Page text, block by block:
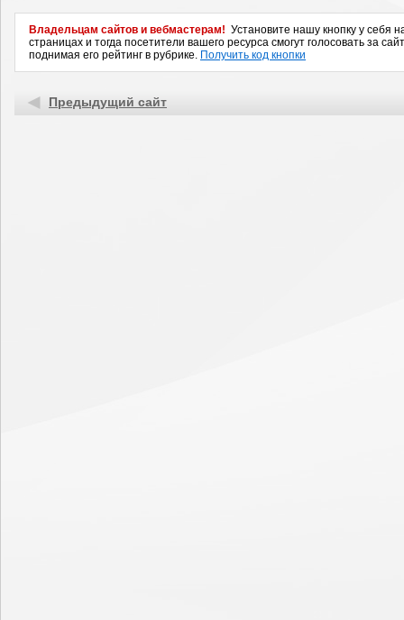
Владельцам сайтов и вебмастерам! Установите нашу кнопку у себя
страницах и тогда посетители вашего ресурса смогут голосовать за
поднимая его рейтинг в рубрике. Получить код кнопки
Предыдущий сайт